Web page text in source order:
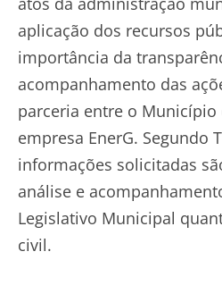
aplicação dos recursos
importância da
acompanhamento das
parceria entre o Município
empresa EnerG. Segundo
informações solicitadas
análise e
Legislativo Municipal
civil.